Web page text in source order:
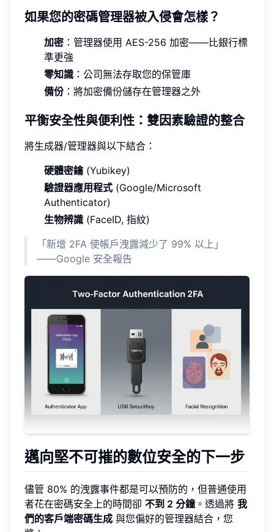
如果您的密碼管理器被入侵會怎樣？
加密 ：管理器使用 AES-256 加密——比銀行標
準更強
零知識 ：公司無法存取您的保管庫
備份 ：將加密備份儲存在管理器之外
平衡安全性與便利性：雙因素驗證的整合
將生成器/管理器與以下結合：
硬體密鑰 (Yubikey)
驗證器應用程式 (Google/Microsoft
Authenticator)
生物辨識 (FaceID, 指紋)
「新增 2FA 使帳戶洩露減少了 99% 以上」
——Google 安全報告
邁向堅不可摧的數位安全的下一步
儘管 80% 的洩露事件都是可以預防的，但普通使用
者花在密碼安全上的時間卻 不到 2 分鐘。透過將 我
們的客戶端密碼生成 與您偏好的管理器結合，您